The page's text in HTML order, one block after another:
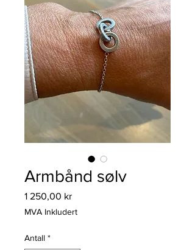
Armbånd sølv
1 250,00 krPris
MVA Inkludert
Antall *